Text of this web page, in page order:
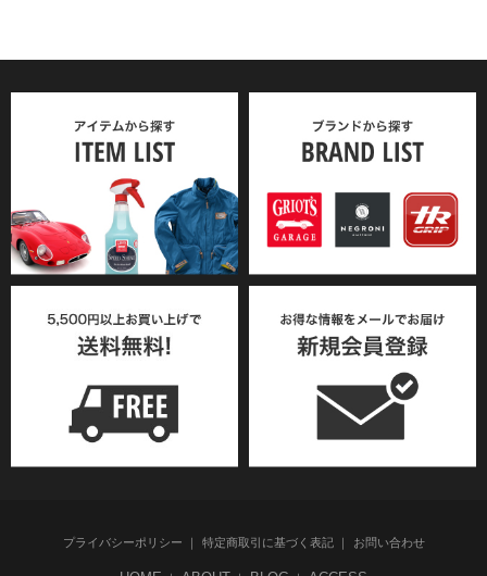
プライバシーポリシー 特定商取引に基づく表記 お問い合わせ